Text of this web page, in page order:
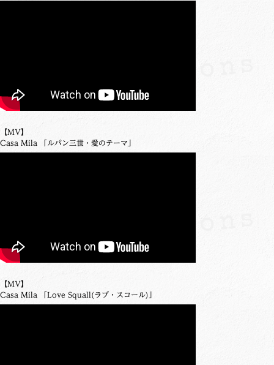
【MV】
Casa Mila 「ルパン三世・愛のテーマ」
【MV】
Casa Mila 「Love Squall(ラブ・スコール)」